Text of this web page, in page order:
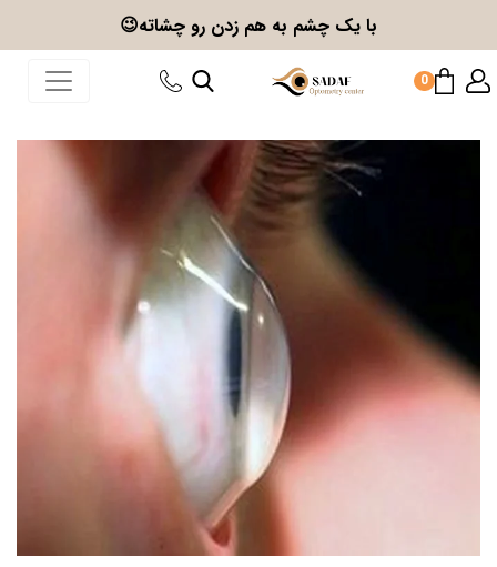
با یک چشم به هم زدن رو چشاته😉
0